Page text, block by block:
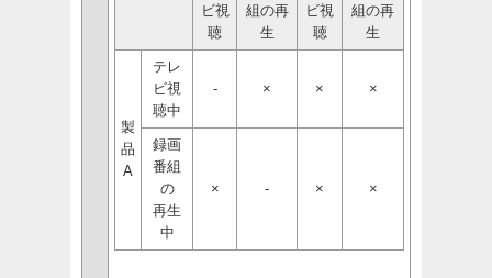
ビ視
聴
組の再
生
ビ視
聴
組の再
生
製
品
A
テレ
ビ視
聴中
- × × ×
録画
番組
の
再生
中
× - × ×